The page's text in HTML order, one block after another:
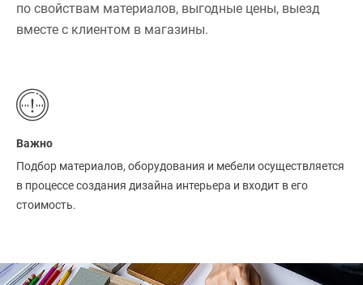
по свойствам материалов, выгодные цены, выезд
вместе с клиентом в магазины.
Важно
Подбор материалов, оборудования и мебели осуществляется
в процессе создания дизайна интерьера и входит в его
стоимость.